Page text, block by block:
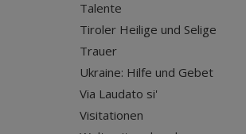
Talente
Tiroler Heilige und Selige
Trauer
Ukraine: Hilfe und Gebet
Via Laudato si'
Visitationen